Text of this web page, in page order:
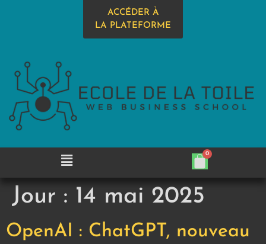
ACCÉDER À
LA PLATEFORME
Jour : 14 mai 2025
OpenAI : ChatGPT, nouveau